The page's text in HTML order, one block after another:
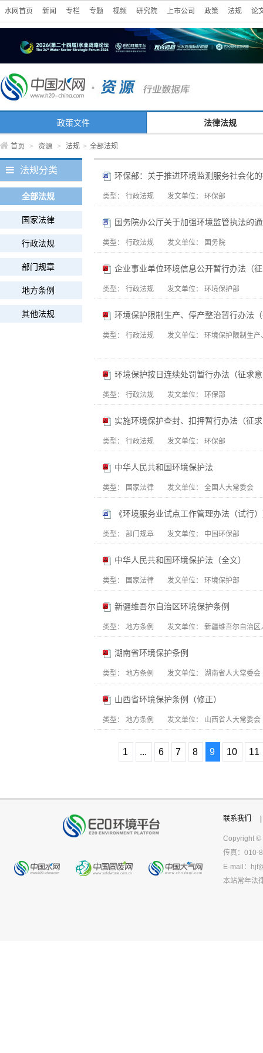
水网首页 新闻 专栏 专题 视频 研究院 上市公司 政策 法规 论
政策文件 法律法规
首页 > 资源 > 法规 > 全部法规
法规分类
全部法规
国家法律
行政法规
部门规章
地方条例
其他法规
环保部：关于推进环境监测服务社会化
类型： 行政法规 发文单位： 环保部
国务院办公厅关于加强环境监管执法的
类型： 行政法规 发文单位： 国务院
企业事业单位环境信息公开暂行办法（
类型： 行政法规 发文单位： 环境保护部
环境保护限制生产、停产整治暂行办法
类型： 行政法规 发文单位： 环境保护限制生
环境保护按日连续处罚暂行办法（征求
类型： 行政法规 发文单位： 环保部
实施环境保护查封、扣押暂行办法（征
类型： 行政法规 发文单位： 环保部
中华人民共和国环境保护法
类型： 国家法律 发文单位： 全国人大常委会
《环境服务业试点工作管理办法（试行
类型： 部门规章 发文单位： 中国环保部
中华人民共和国环境保护法（全文）
类型： 国家法律 发文单位： 环境保护部
新疆维吾尔自治区环境保护条例
类型： 地方条例 发文单位： 新疆维吾尔自治区
湖南省环境保护条例
类型： 地方条例 发文单位： 湖南省人大常委会
山西省环境保护条例（修正）
类型： 地方条例 发文单位： 山西省人大常委会
1 ... 6 7 8 9 10 11
联系我们 |
Copyright ©
传真：010-
E-mail：
本站常年法